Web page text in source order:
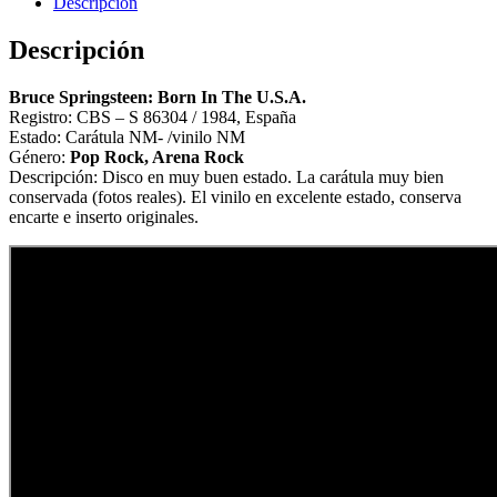
Descripción
Bruce Springsteen: Born In The U.S.A.
Registro: CBS – S 86304 / 1984, España
Estado: Carátula NM- /vinilo NM
Género: Pop Rock, Arena Rock
Descripción: Disco en muy buen estado. La carátula muy bien
conservada (fotos reales). El vinilo en excelente estado, conserva
encarte e inserto originales.